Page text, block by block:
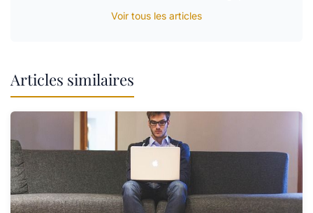
Voir tous les articles
Articles similaires